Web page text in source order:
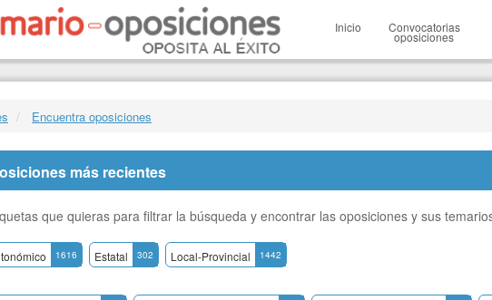
Inicio Convocatorias
oposiciones
Encuentra oposiciones
más recientes
que quieras para filtrar la búsqueda y encontrar las oposiciones y sus
1616 Estatal 302 Local-Provincial 1442